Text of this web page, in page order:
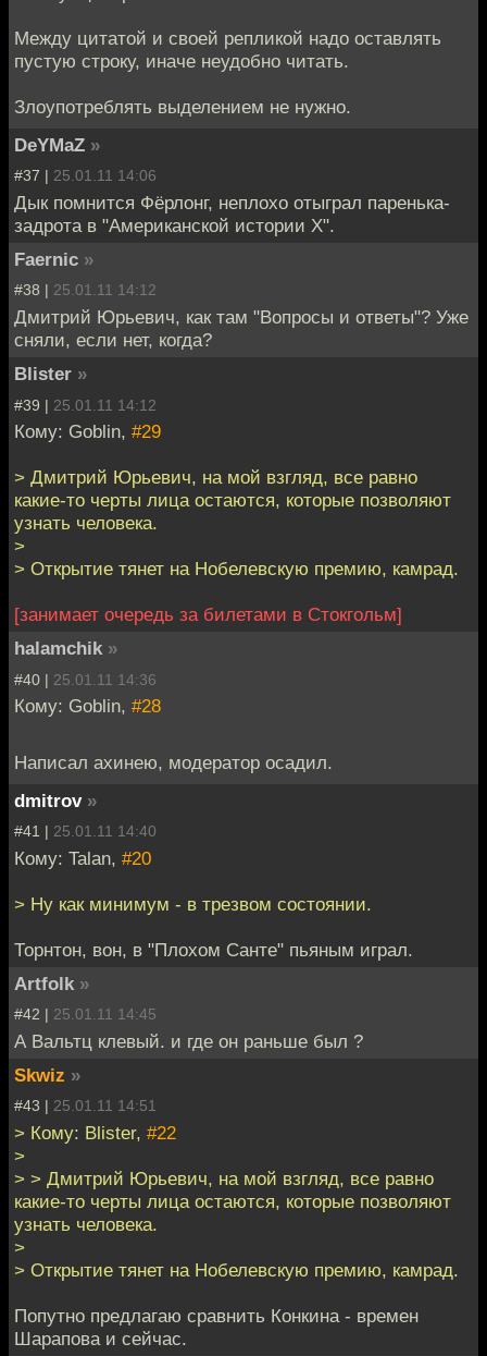
Между цитатой и своей репликой надо оставлять
пустую строку, иначе неудобно читать.
Злоупотреблять выделением не нужно.
DeYMaZ »
#37 | 25.01.11 14:06
Дык помнится Фёрлонг, неплохо отыграл паренька-
задрота в "Американской истории Х".
Faernic »
#38 | 25.01.11 14:12
Дмитрий Юрьевич, как там "Вопросы и ответы"? Уже
сняли, если нет, когда?
Blister »
#39 | 25.01.11 14:12
Кому: Goblin, #29
> Дмитрий Юрьевич, на мой взгляд, все равно
какие-то черты лица остаются, которые позволяют
узнать человека.
>
> Открытие тянет на Нобелевскую премию, камрад.
[занимает очередь за билетами в Стокгольм]
halamchik »
#40 | 25.01.11 14:36
Кому: Goblin, #28
Написал ахинею, модератор осадил.
dmitrov »
#41 | 25.01.11 14:40
Кому: Talan, #20
> Ну как минимум - в трезвом состоянии.
Торнтон, вон, в "Плохом Санте" пьяным играл.
Artfolk »
#42 | 25.01.11 14:45
А Вальтц клевый. и где он раньше был ?
Skwiz »
#43 | 25.01.11 14:51
> Кому: Blister, #22
>
> > Дмитрий Юрьевич, на мой взгляд, все равно
какие-то черты лица остаются, которые позволяют
узнать человека.
>
> Открытие тянет на Нобелевскую премию, камрад.
Попутно предлагаю сравнить Конкина - времен
Шарапова и сейчас.